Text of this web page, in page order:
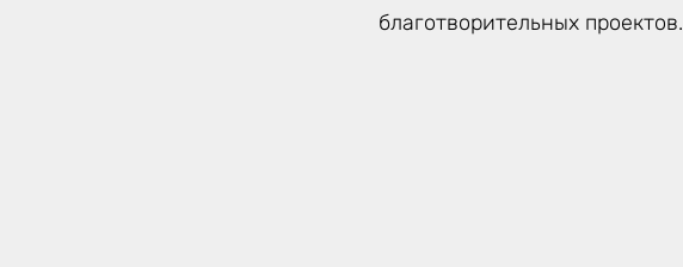
благотворительных проектов.